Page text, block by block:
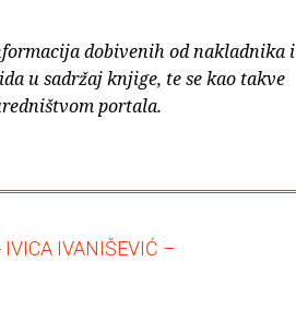
dobivenih od nakladnika i
u sadržaj knjige, te se kao takve
portala.
IVANIŠEVIĆ –